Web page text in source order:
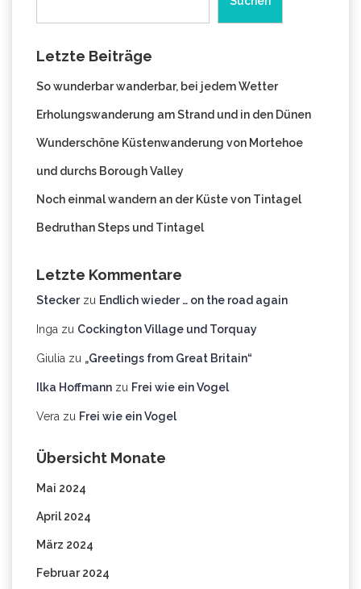
Letzte Beiträge
So wunderbar wanderbar, bei jedem Wetter
Erholungswanderung am Strand und in den Dünen
Wunderschöne Küstenwanderung von Mortehoe
und durchs Borough Valley
Noch einmal wandern an der Küste von Tintagel
Bedruthan Steps und Tintagel
Letzte Kommentare
Steckerzu Endlich wieder … on the road again
Inga zu Cockington Village und Torquay
Giulia zu „Greetings from Great Britain“
Ilka Hoffmann zu Frei wie ein Vogel
Vera zu Frei wie ein Vogel
Übersicht Monate
Mai 2024
April 2024
März 2024
Februar 2024